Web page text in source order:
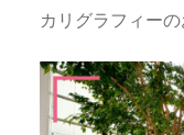
カリグラフィー